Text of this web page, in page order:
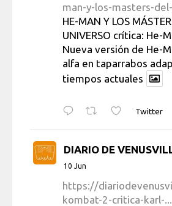
man-y-los-masters-del-
HE-MAN Y LOS
UNIVERSO crítica: He-
Nueva versión de He-
alfa en taparrabos
tiempos actuales
Twitter
DIARIO DE
10 Jun
https://
kombat-2-critica-karl-...